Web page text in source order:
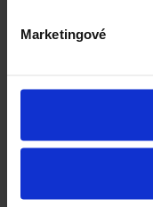
Marketingové